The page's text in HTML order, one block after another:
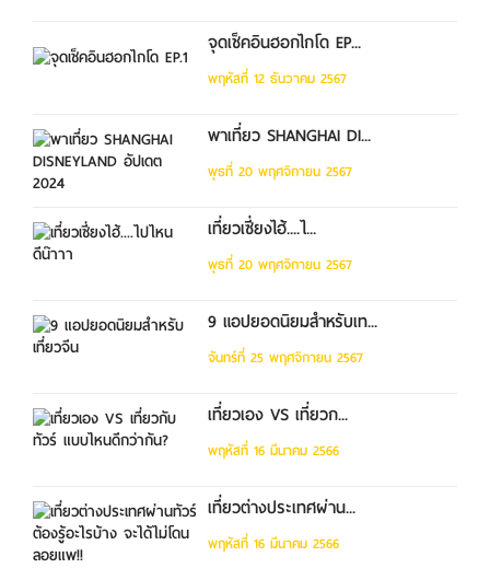
จุดเช็คอินฮอกไกโด EP...
พฤหัสที่ 12 ธันวาคม 2567
พาเที่ยว SHANGHAI DI...
พุธที่ 20 พฤศจิกายน 2567
เที่ยวเซี่ยงไฮ้....ไ...
พุธที่ 20 พฤศจิกายน 2567
9 แอปยอดนิยมสำหรับเท...
จันทร์ที่ 25 พฤศจิกายน 2567
เที่ยวเอง VS เที่ยวก...
พฤหัสที่ 16 มีนาคม 2566
เที่ยวต่างประเทศผ่าน...
พฤหัสที่ 16 มีนาคม 2566